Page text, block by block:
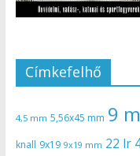
Címkefelhő
4,5 mm 5,56x45 mm 9
knall 9x19 9x19 mm 22 lr